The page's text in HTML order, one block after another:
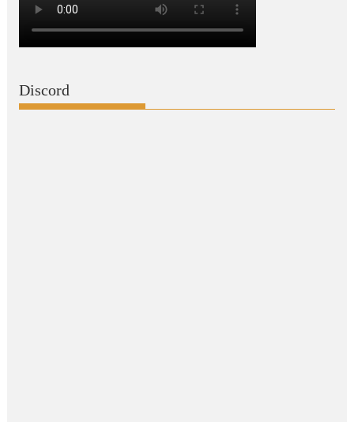
Discord